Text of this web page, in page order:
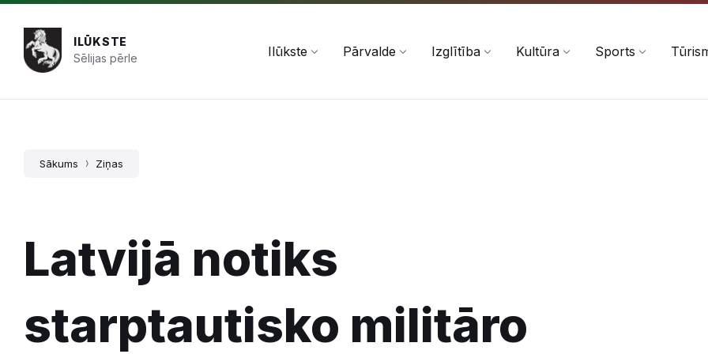
Pāriet
saturu
Skip
navigation
Skip
footer
ILŪKSTE
Sēlijas pērle
Ilūkste Pārvalde Izglītība Kultūra Sports
Sākums Ziņas
Latvijā notiks
starptautisko militāro